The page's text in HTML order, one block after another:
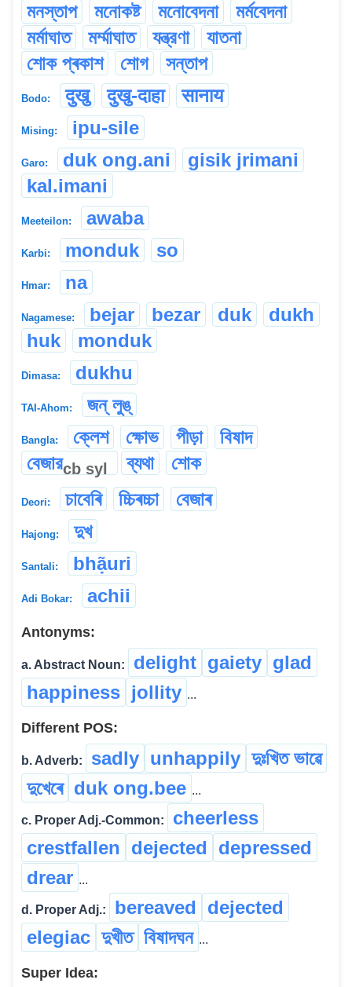
মনস্তাপ
মনোকষ্ট মনোবেদনা
মৰ্মবেদনা
মৰ্মাঘাত
মৰ্ম্মাঘাত যন্ত্রণা
যাতনা
শোক প্ৰকাশ
শোগ সন্তাপ
Bodo: दुखु दुखु-दाहा सानाय
Mising: ipu-sile
Garo: duk ong.ani
gisik jrimani
kal.imani
Meeteilon: awaba
Karbi: monduk so
Hmar: na
Nagamese: bejar bezar duk
dukh
huk
monduk
Dimasa: dukhu
TAI-Ahom: জন্ লুঙ্
Bangla: ক্লেশ ক্ষোভ পীড়া
বিষাদ
বেজারcb syl ব্যথা শোক
Deori: চাবেৰি চ্চিৰচ্চা বেজাৰ
Hajong: দুখ
Santali: bhạ̃uri
Adi Bokar: achii
Antonyms:
a. Abstract Noun: delight gaiety glad
happiness jollity ...
Different POS:
b. Adverb: sadly unhappily দুঃখিত ভাৱে
দুখেৰে duk ong.bee ...
c. Proper Adj.-Common:
cheerless
crestfallen dejected
depressed
drear ...
d. Proper Adj.: bereaved
dejected
elegiac দুখীত বিষাদঘন ...
Super Idea: